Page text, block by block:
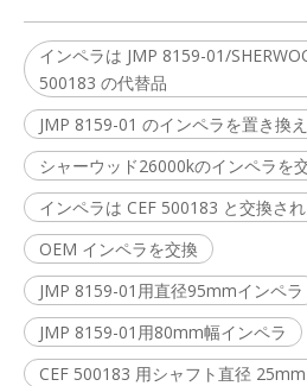
インペラは JMP 8159-01/
500183 の代替品
JMP 8159-01 のインペラを置き換
シャーウッド26000kのインペラを
インペラは CEF 500183 と交換さ
OEM インペラを交換
JMP 8159-01用直径95mmインペラ
JMP 8159-01用80mm幅インペラ
CEF 500183 用シャフト直径